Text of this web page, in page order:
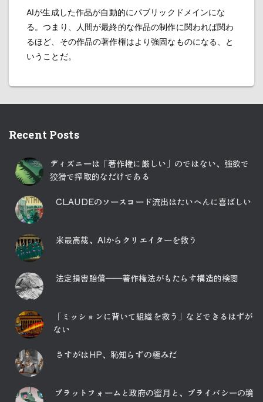
AIが生成した作品が自動的にパブリックドメインにな
る。つまり、人間が最終的な作品の制作に関われば関わ
るほど、その作品の著作権はより強固なものになる、と
いうことだ。
Recent Posts
ディズニーは「著作権に厳しい」のではない、強欲で
狡猾で搾取的なだけである
CLAUDEのソースコード流出はたいへんに喜ばしい
米最高裁、AIからクリエイターを救う
法定損害賠償――著作権法がもたらす構造的検閲
「ミッションに背いて組織を救う」などできるはずが
ない
さすがはHP、恥知らずの極みだ
プラットフォームと政府の蜜月と、プライバシーの境